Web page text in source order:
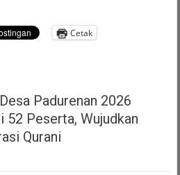
Cetak
Padurenan 2026
52 Peserta, Wujudkan
Qurani